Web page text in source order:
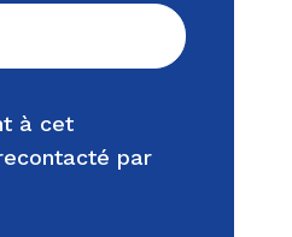
à cet
par